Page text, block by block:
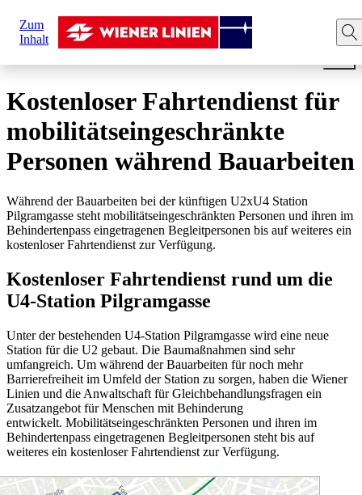
Zum
Inhalt
sind
hier:
Startseite Ihre Fahrt Barrierefreiheit Kostenloser
Kostenloser Fahrtendienst für
mobilitätseingeschränkte
Personen während Bauarbeiten
Während der Bauarbeiten bei der künftigen U2xU4 Station
Pilgramgasse steht mobilitätseingeschränkten Personen und ihren im
Behindertenpass eingetragenen Begleitpersonen bis auf weiteres ein
kostenloser Fahrtendienst zur Verfügung.
Kostenloser Fahrtendienst rund um die
U4-Station Pilgramgasse
Unter der bestehenden U4-Station Pilgramgasse wird eine neue
Station für die U2 gebaut. Die Baumaßnahmen sind sehr
umfangreich. Um während der Bauarbeiten für noch mehr
Barrierefreiheit im Umfeld der Station zu sorgen, haben die Wiener
Linien und die Anwaltschaft für Gleichbehandlungsfragen ein
Zusatzangebot für Menschen mit Behinderung
entwickelt. Mobilitätseingeschränkten Personen und ihren im
Behindertenpass eingetragenen Begleitpersonen steht bis auf
weiteres ein kostenloser Fahrtendienst zur Verfügung.